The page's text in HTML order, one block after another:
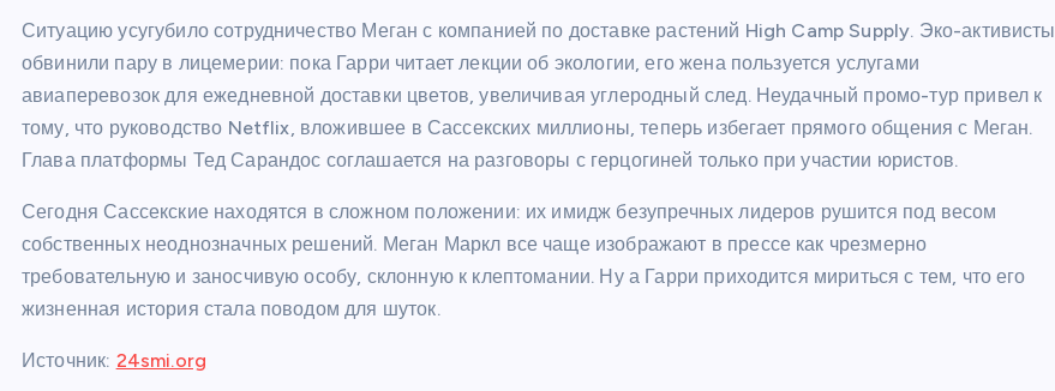
Ситуацию усугубило сотрудничество Меган с компанией по доставке растений High Camp Supply. Эко-активисты
обвинили пару в лицемерии: пока Гарри читает лекции об экологии, его жена пользуется услугами
авиаперевозок для ежедневной доставки цветов, увеличивая углеродный след. Неудачный промо-тур привел к
тому, что руководство Netflix, вложившее в Сассекских миллионы, теперь избегает прямого общения с Меган.
Глава платформы Тед Сарандос соглашается на разговоры с герцогиней только при участии юристов.
Сегодня Сассекские находятся в сложном положении: их имидж безупречных лидеров рушится под весом
собственных неоднозначных решений. Меган Маркл все чаще изображают в прессе как чрезмерно
требовательную и заносчивую особу, склонную к клептомании. Ну а Гарри приходится мириться с тем, что его
жизненная история стала поводом для шуток.
Источник: 24smi.org